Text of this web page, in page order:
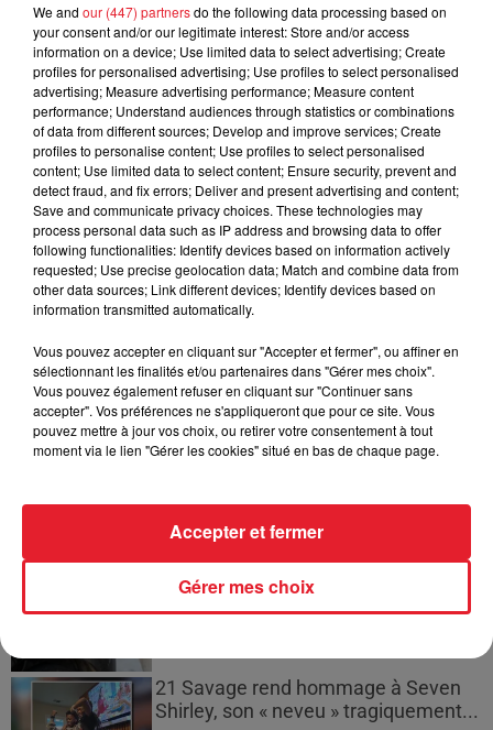
Des vitres tombent de la tour
Montparnasse : des désaccords
entre...
Incendies en Gironde : encore
plusieurs semaines avant
l'extinction...
Bouches-du-Rhône : les ossements
de deux militaires disparus...
Les prix des carburants explosent :
gazole et SP95-E10 au-dessus de...
21 Savage rend hommage à Seven
Shirley, son « neveu » tragiquement...
We and our (447) partnersdo the following data processing based on
your consent and/or our legitimate interest: Store and/or access
information on a device; Use limited data to select advertising; Create
profiles for personalised advertising; Use profiles to select personalised
advertising; Measure advertising performance; Measure content
performance; Understand audiences through statistics or combinations
of data from different sources; Develop and improve services; Create
profiles to personalise content; Use profiles to select personalised
content; Use limited data to select content; Ensure security, prevent and
detect fraud, and fix errors; Deliver and present advertising and content;
Save and communicate privacy choices. These technologies may
process personal data such as IP address and browsing data to offer
following functionalities: Identify devices based on information actively
requested; Use precise geolocation data; Match and combine data from
other data sources; Link different devices; Identify devices based on
information transmitted automatically.
Vous pouvez accepter en cliquant sur "Accepter et fermer", ou affiner en
sélectionnant les finalités et/ou partenaires dans "Gérer mes choix".
Vous pouvez également refuser en cliquant sur "Continuer sans
accepter". Vos préférences ne s'appliqueront que pour ce site. Vous
pouvez mettre à jour vos choix, ou retirer votre consentement à tout
moment via le lien "Gérer les cookies" situé en bas de chaque page.
Gérer mes choix
Accepter et fermer